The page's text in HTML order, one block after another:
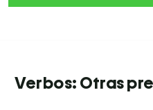
Verbos: Otras